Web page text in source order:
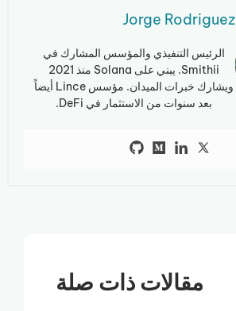
Jorge Rodriguez
الرئيس التنفيذي والمؤسس المشارك في
Smithii. يبني على Solana منذ 2021
ويشارك خبرات الميدان. مؤسس Lince أيضاً
بعد سنوات من الاستثمار في DeFi.
مقالات ذات صلة